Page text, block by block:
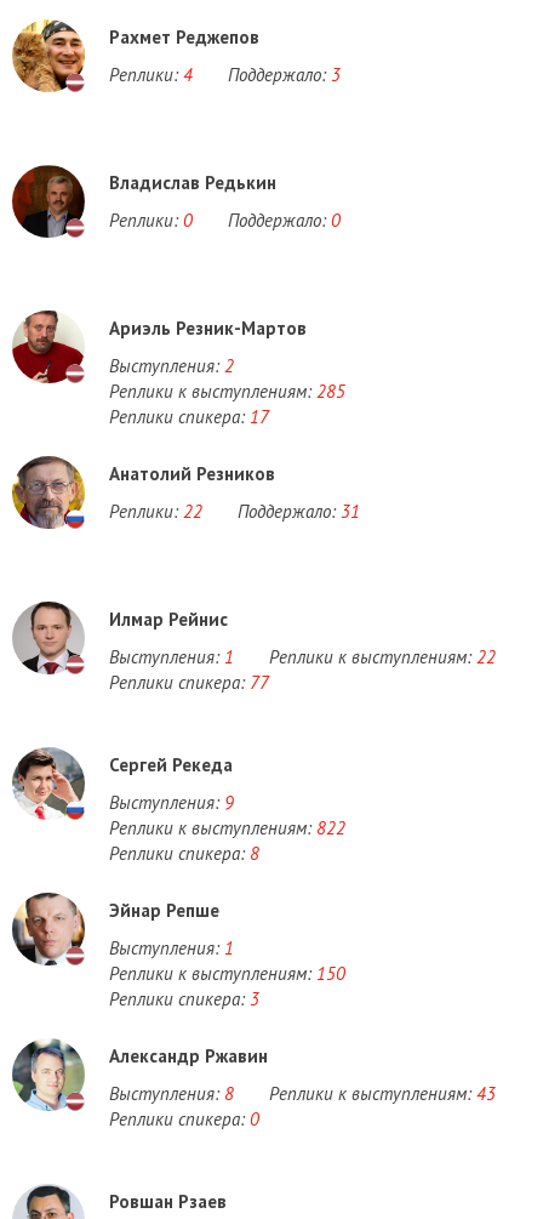
Рахмет Реджепов
Реплики: 4 Поддержало: 3
Владислав Редькин
Реплики: 0 Поддержало: 0
Ариэль Резник-Мартов
Выступления: 2
Реплики к выступлениям: 285
Реплики спикера: 17
Анатолий Резников
Реплики: 22 Поддержало: 31
Илмар Рейнис
Выступления: 1 Реплики к выступлениям: 22
Реплики спикера: 77
Сергей Рекеда
Выступления: 9
Реплики к выступлениям: 822
Реплики спикера: 8
Эйнар Репше
Выступления: 1
Реплики к выступлениям: 150
Реплики спикера: 3
Александр Ржавин
Выступления: 8 Реплики к выступлениям: 43
Реплики спикера: 0
Ровшан Рзаев